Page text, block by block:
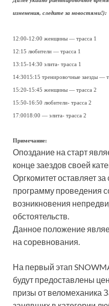
изменения, следите за новостями!):
12:00-12:00 женщины — трасса 1
12:15 любители — трасса 1
13:15-14:30 элита- трасса 1
14:3015:15 тренировочные заезды —
15:20-15:45 женщины — трасса 2
15:50-16:50 любители- трасса 2
17:0018:00 — элита- трасса 2
Примечание:
Опоздание на старт
конце заездов своей
Оргкомитет оставляет
программу проведения
возникновения
обстоятельств.
Данное положение
на соревнования.
На первый этап
будут предоставлены
призы от веломеханика